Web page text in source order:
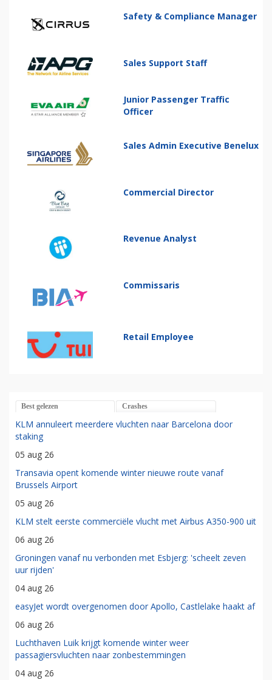
Safety & Compliance Manager
Sales Support Staff
Junior Passenger Traffic
Officer
Sales Admin Executive Benelux
Commercial Director
Revenue Analyst
Commissaris
Retail Employee
Best gelezen Crashes
KLM annuleert meerdere vluchten naar Barcelona door
staking
05 aug 26
Transavia opent komende winter nieuwe route vanaf
Brussels Airport
05 aug 26
KLM stelt eerste commerciële vlucht met Airbus A350-900 uit
06 aug 26
Groningen vanaf nu verbonden met Esbjerg: 'scheelt zeven
uur rijden'
04 aug 26
easyJet wordt overgenomen door Apollo, Castlelake haakt af
06 aug 26
Luchthaven Luik krijgt komende winter weer
passagiersvluchten naar zonbestemmingen
04 aug 26